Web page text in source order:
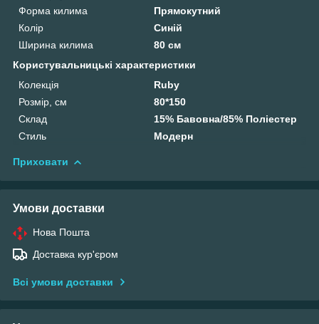
Форма килима
Прямокутний
Колір
Синій
Ширина килима
80 см
Користувальницькі характеристики
Колекція
Ruby
Розмір, см
80*150
Склад
15% Бавовна/85% Поліестер
Стиль
Модерн
Приховати
Умови доставки
Нова Пошта
Доставка кур'єром
Всі умови доставки